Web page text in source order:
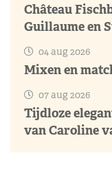
Château
Guillaume en
04 aug 2026
Mixen en
07 aug 2026
Tijdloze
van Caroline